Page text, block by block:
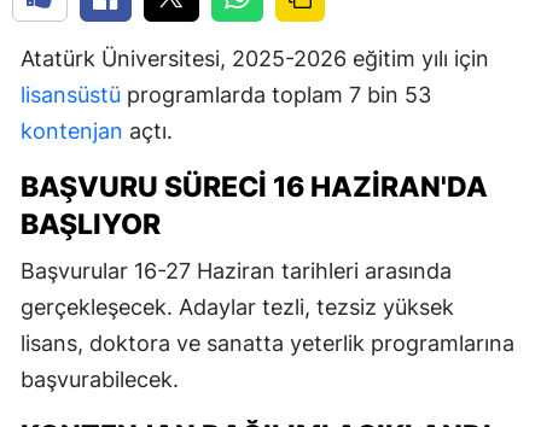
Atatürk Üniversitesi, 2025-2026 eğitim yılı için
lisansüstü programlarda toplam 7 bin 53
kontenjan açtı.
BAŞVURU SÜRECI 16 HAZIRAN'DA
BAŞLIYOR
Başvurular 16-27 Haziran tarihleri arasında
gerçekleşecek. Adaylar tezli, tezsiz yüksek
lisans, doktora ve sanatta yeterlik programlarına
başvurabilecek.